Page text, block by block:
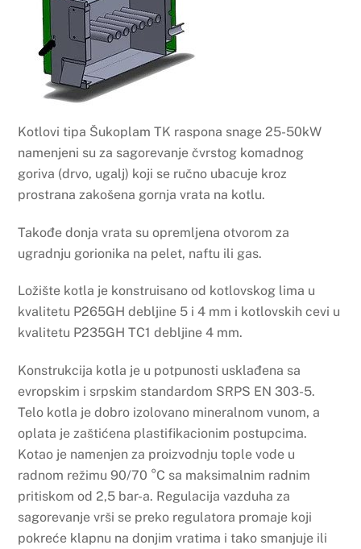
Kotlovi tipa Šukoplam TK raspona snage 25-50kW
namenjeni su za sagorevanje čvrstog komadnog
goriva (drvo, ugalj) koji se ručno ubacuje kroz
prostrana zakošena gornja vrata na kotlu.
Takođe donja vrata su opremljena otvorom za
ugradnju gorionika na pelet, naftu ili gas.
Ložište kotla je konstruisano od kotlovskog lima u
kvalitetu P265GH debljine 5 i 4 mm i kotlovskih cevi u
kvalitetu P235GH TC1 debljine 4 mm.
Konstrukcija kotla je u potpunosti usklađena sa
evropskim i srpskim standardom SRPS EN 303-5.
Telo kotla je dobro izolovano mineralnom vunom, a
oplata je zaštićena plastifikacionim postupcima.
Kotao je namenjen za proizvodnju tople vode u
radnom režimu 90/70 °C sa maksimalnim radnim
pritiskom od 2,5 bar-a. Regulacija vazduha za
sagorevanje vrši se preko regulatora promaje koji
pokreće klapnu na donjim vratima i tako smanjuje ili